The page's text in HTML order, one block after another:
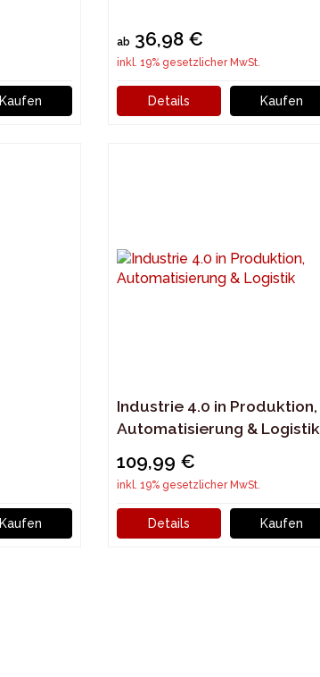
Kaufen
ab 36,98 €
inkl. 19% gesetzlicher MwSt.
Details Kaufen
Kaufen
Industrie 4.0 in Produktion,
Automatisierung & Logistik
109,99 €
inkl. 19% gesetzlicher MwSt.
Details Kaufen